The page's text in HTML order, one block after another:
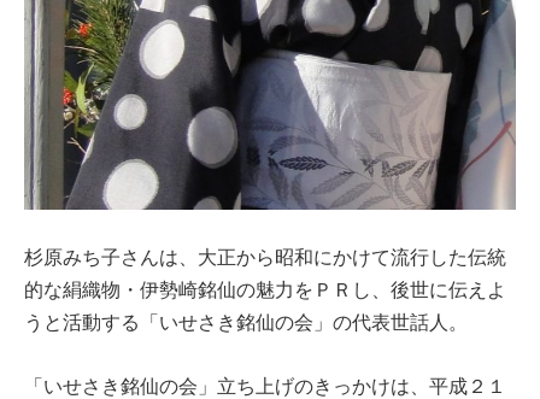
杉原みち子さんは、大正から昭和にかけて流行した伝統
的な絹織物・伊勢崎銘仙の魅力をＰＲし、後世に伝えよ
うと活動する「いせさき銘仙の会」の代表世話人。
「いせさき銘仙の会」立ち上げのきっかけは、平成２１